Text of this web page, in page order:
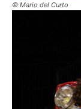
© Mario del Curto